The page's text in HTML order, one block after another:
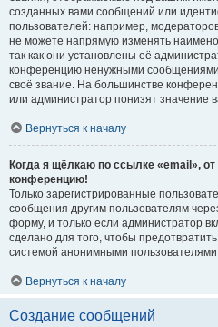
созданных вами сообщений или
пользователей: например,
не можете напрямую изменять
так как они установлены её
конференцию ненужными сообщениями
своё звание. На большинстве
или администратор понизят значение
Вернуться к началу
Когда я щёлкаю по ссылке «email»,
конференцию!
Только зарегистрированные
сообщения другим пользователям
форму, и только если администратор
сделано для того, чтобы
системой анонимными
Вернуться к началу
Создание сообщений